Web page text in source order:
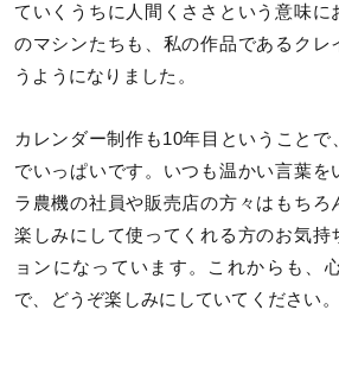
ていくうちに人間くささという意味に
のマシンたちも、私の作品であるクレ
うようになりました。
カレンダー制作も10年目ということで
でいっぱいです。いつも温かい言葉を
ラ農機の社員や販売店の方々はもちろ
楽しみにして使ってくれる方のお気持
ョンになっています。これからも、
で、どうぞ楽しみにしていてください。